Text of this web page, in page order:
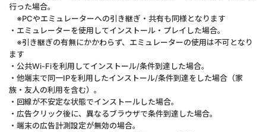
行った場合。
※PCやエミュレーターへの引き継ぎ・共有も同様となります
・エミュレーターを使用してインストール・プレイした場合。
※引き継ぎの有無にかかわらず、エミュレーターの使用は不可となり
ます
・公共Wi-Fiを利用してインストール/条件到達した場合。
・他端末で同一IPを利用したインストール/条件到達をした場合（家
族・友人の利用を含む）。
・回線が不安定な状態でインストールした場合。
・広告クリック後に、異なるブラウザで条件到達した場合。
・端末の広告計測設定が無効の場合。